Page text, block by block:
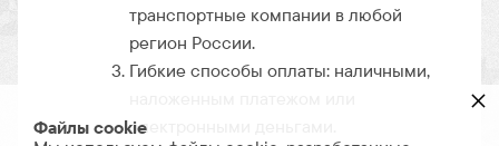
транспортные компании в любой
регион России.
Гибкие способы оплаты: наличными,
электронными деньгами.
Файлы cookie
×